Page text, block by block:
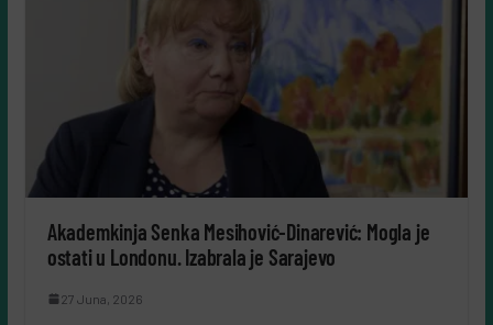
Akademkinja Senka Mesihović-Dinarević: Mogla je
ostati u Londonu. Izabrala je Sarajevo
27 Juna, 2026